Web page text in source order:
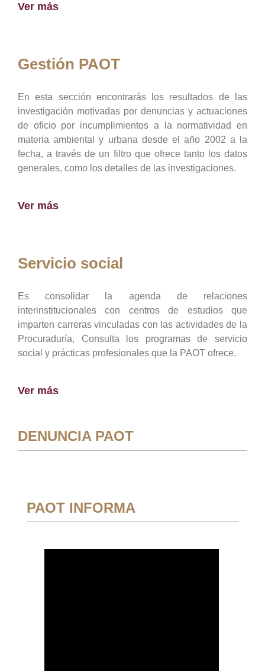
Ver más
Gestión PAOT
En esta sección encontrarás los resultados de las
investigación motivadas por denuncias y actuaciones
de oficio por incumplimientos a la normatividad en
materia ambiental y urbana desde el año 2002 a la
fecha, a través de un filtro que ofrece tanto los datos
generales, como los detalles de las investigaciones.
Ver más
Servicio social
Es consolidar la agenda de relaciones
interinstitucionales con centros de estudios que
imparten carreras vinculadas con las actividades de la
Procuraduría, Consulta los programas de servicio
social y prácticas profesionales que la PAOT ofrece.
Ver más
DENUNCIA PAOT
PAOT INFORMA